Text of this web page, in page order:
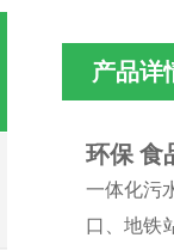
产品详
环保 食
一体化污
口、地铁